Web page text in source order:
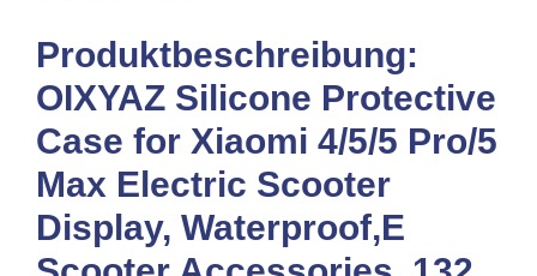
Produktbeschreibung:
OIXYAZ Silicone Protective
Case for Xiaomi 4/5/5 Pro/5
Max Electric Scooter
Display, Waterproof,E